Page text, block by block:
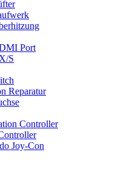
Port
S
Reparatur
Controller
Joy-Con